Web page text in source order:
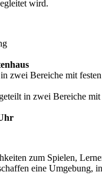
wird.
zwei Bereiche mit festen
in zwei Bereiche mit
zum Spielen,
eine Umgebung,